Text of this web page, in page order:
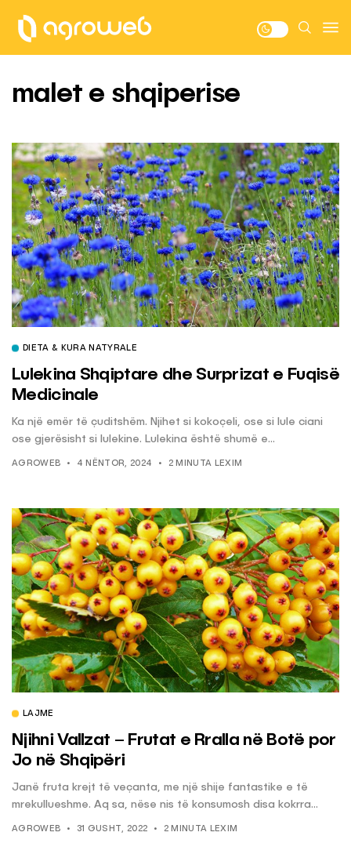
malet e shqiperise
DIETA & KURA NATYRALE
Lulekina Shqiptare dhe Surprizat e Fuqisë
Medicinale
Ka një emër të çuditshëm. Njihet si kokoçeli, ose si lule ciani
ose gjerësisht si lulekine. Lulekina është shumë e...
AGROWEB 4 NËNTOR, 2024 2 MINUTA LEXIM
LAJME
Njihni Vallzat – Frutat e Rralla në Botë por
Jo në Shqipëri
Janë fruta krejt të veçanta, me një shije fantastike e të
mrekullueshme. Aq sa, nëse nis të konsumosh disa kokrra...
AGROWEB 31 GUSHT, 2022 2 MINUTA LEXIM